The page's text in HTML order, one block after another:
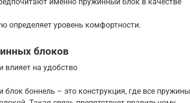
определяет уровень комфортности.
блоков
на удобство
боннель – это конструкция, где все пружины